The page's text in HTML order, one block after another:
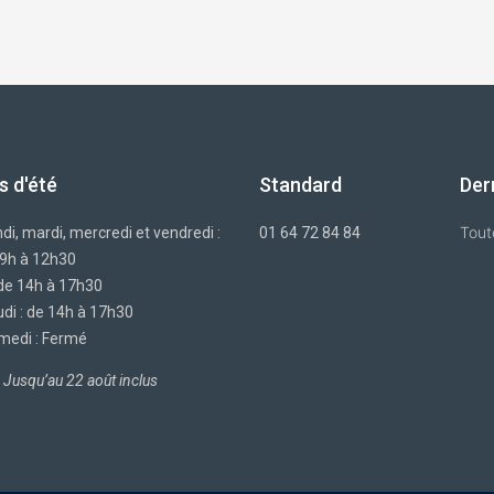
d'été
mardi, mercredi et vendredi :
à 12h30
14h à 17h30
: de 14h à 17h30
: Fermé
Jusqu’au 22 août inclus
Standard
01 64 72 84 84